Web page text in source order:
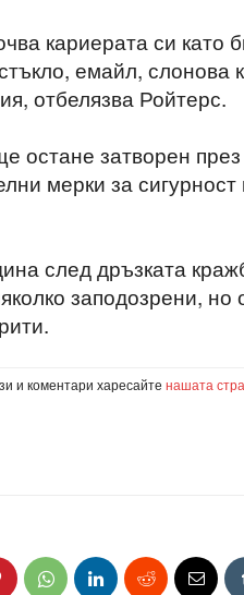
кариерата си като
емайл, слонова
отбелязва Ройтерс.
остане затворен
мерки за
след дръзката
заподозрени, но
и коментари харесайте нашата